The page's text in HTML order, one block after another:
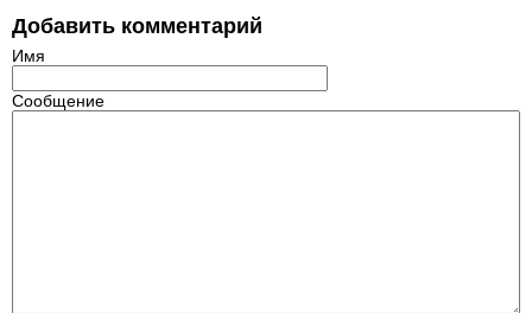
Добавить комментарий
Имя
Сообщение